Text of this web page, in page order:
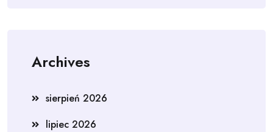
Archives
sierpień 2026
lipiec 2026